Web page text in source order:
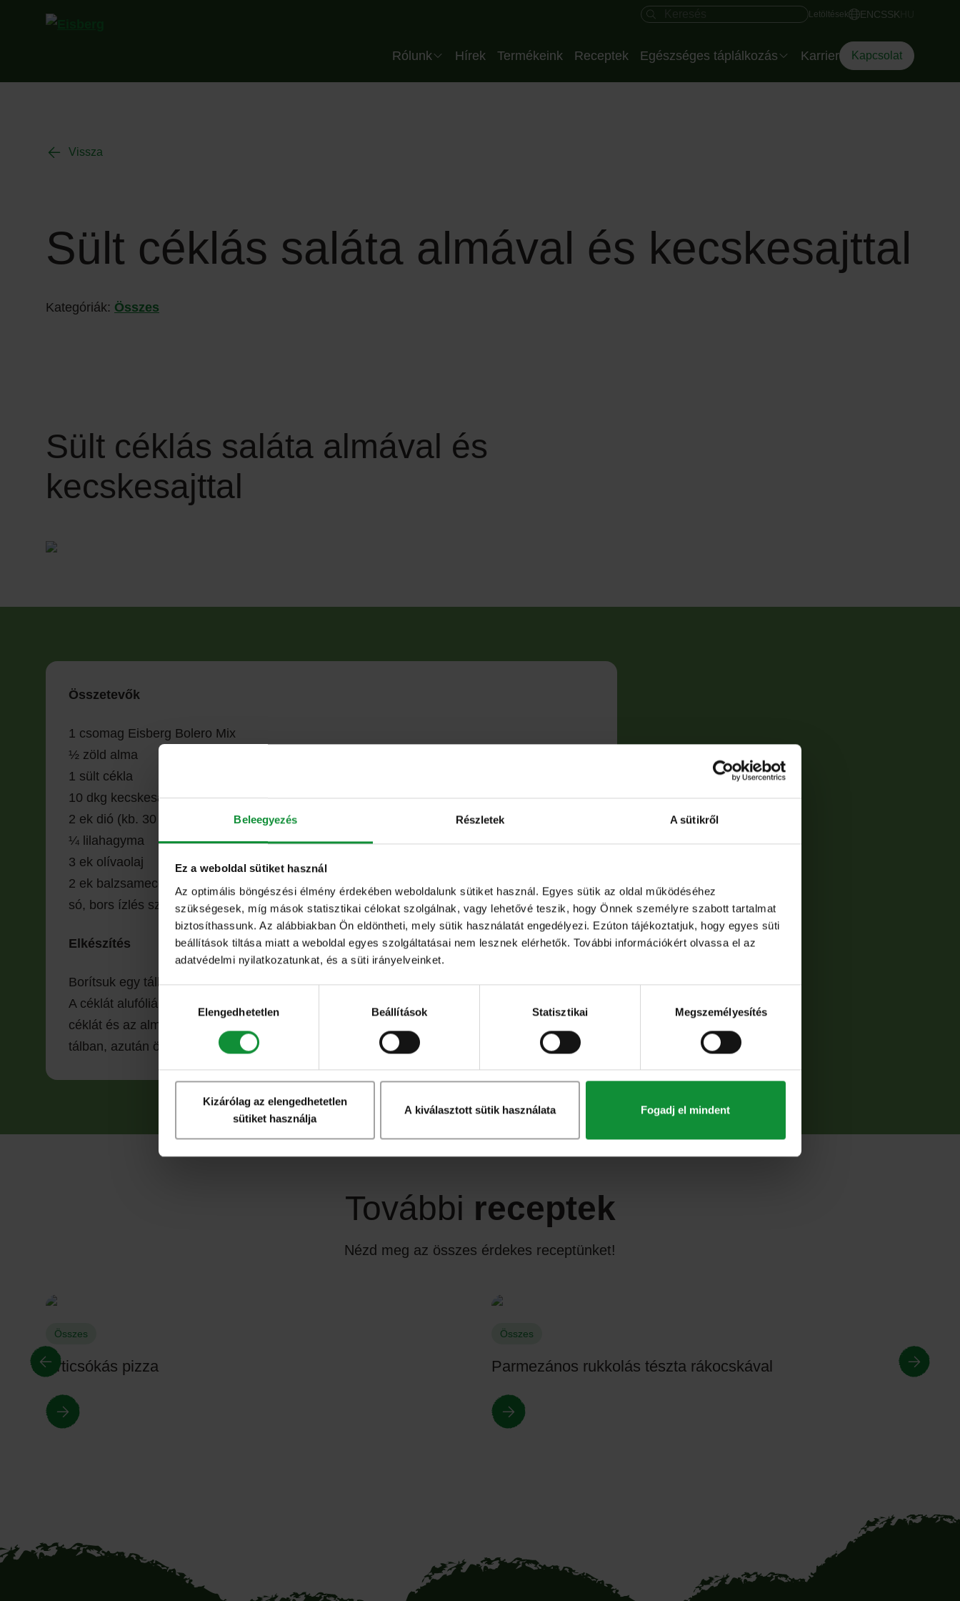
Beleegyezés Részletek A sütikről
Ez a weboldal sütiket használ
Az optimális böngészési élmény érdekében weboldalunk sütiket használ. Egyes sütik az oldal működéséhez
szükségesek, míg mások statisztikai célokat szolgálnak, vagy lehetővé teszik, hogy Önnek személyre szabott tartalmat
biztosíthassunk. Az alábbiakban Ön eldöntheti, mely sütik használatát engedélyezi. Ezúton tájékoztatjuk, hogy egyes süti
beállítások tiltása miatt a weboldal egyes szolgáltatásai nem lesznek elérhetők. További információkért olvassa el az
adatvédelmi nyilatkozatunkat, és a süti irányelveinket.
kiválasztásaElengedhetetlen Beállítások Statisztikai Megszemélyesítés
Kizárólag az elengedhetetlen
sütiket használja
A kiválasztott sütik használata Fogadj el mindent
Keresés mező Gyors hozzáférés
Letöltések ENCSSK
Header HU
Rólunk
Vállalat
Hírek Termékeink Receptek Egészséges táplálkozás
Salátatálak rendezvényre
Karrier Kapcsolat
Vissza
Sült céklás saláta almával és kecskesajttal
Kategóriák: Összes
Sült céklás saláta almával és
kecskesajttal
Összetevők
1 csomag Eisberg Bolero Mix
½ zöld alma
1 sült cékla
10 dkg kecskesajt
2 ek dió (kb. 30 g)
¼ lilahagyma
3 ek olívaolaj
2 ek balzsamecet
só, bors ízlés szerint
Elkészítés
Borítsuk egy tálba a mixet, keverjük hozzá a vékonyra vágott lilahagymát és az aprított diót.
A céklát alufóliába csomagolva süssük 190-200 fokon kb. 1 óráig. Kockázzuk fel a sült
céklát és az almát, majd tegyük bele a salátába. Az öntet hozzávalóit keverjük össze egy kis
tálban, azután öntsük rá a salátára. Morzsoljuk a saláta tetejére a kecskesajtot.
További receptek
Nézd meg az összes érdekes receptünket!
Összes
Articsókás pizza
Összes
Parmezános rukkolás tészta rákocskával